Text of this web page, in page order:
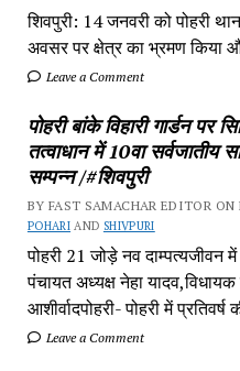
शिवपुरी: 14 जनवरी को पोहरी
अवसर पर क्षेत्र का भ्रमण किया
Leave a Comment
पोहरी बांके विहारी गार्डन पर
तत्वाधान में 10वा सर्वजातीय
सम्पन्न /#शिवपुरी
BY FAST SAMACHAR EDITOR
POHARI AND SHIVPURI
पोहरी 21 जोड़े नव दाम्पत्यजीवन
पंचायत अध्यक्ष नेहा
आशीर्वादपोहरी- पोहरी में प्रतिवर्ष
Leave a Comment